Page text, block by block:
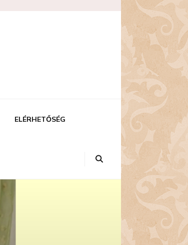
ELÉRHETŐSÉG